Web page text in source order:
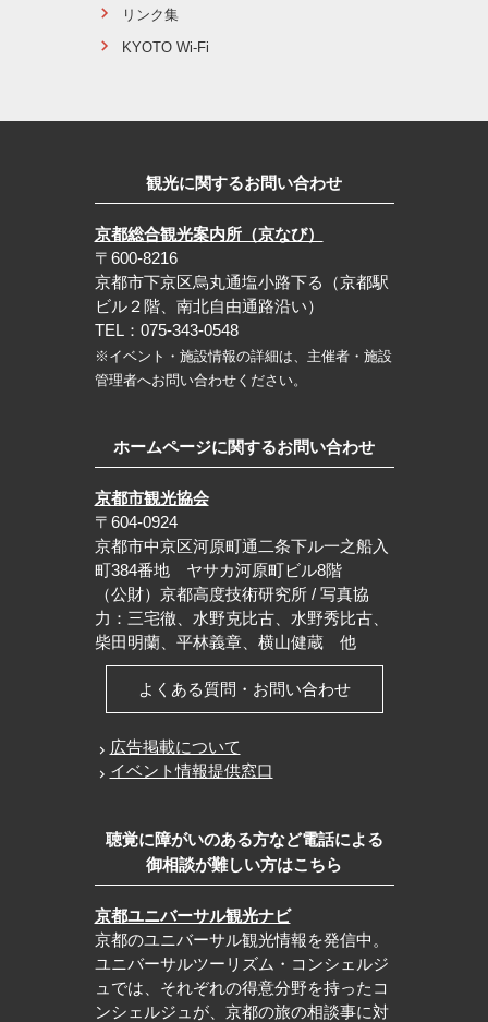
リンク集
KYOTO Wi-Fi
観光に関するお問い合わせ
京都総合観光案内所（京なび）
〒600-8216
京都市下京区烏丸通塩小路下る（京都駅
ビル２階、南北自由通路沿い）
TEL：075-343-0548
※イベント・施設情報の詳細は、主催者・施設
管理者へお問い合わせください。
ホームページに関するお問い合わせ
京都市観光協会
〒604-0924
京都市中京区河原町通二条下ル一之船入
町384番地 ヤサカ河原町ビル8階
（公財）京都高度技術研究所 / 写真協
力：三宅徹、水野克比古、水野秀比古、
柴田明蘭、平林義章、横山健蔵 他
よくある質問・お問い合わせ
広告掲載について
イベント情報提供窓口
聴覚に障がいのある方など電話による
御相談が難しい方はこちら
京都ユニバーサル観光ナビ
京都のユニバーサル観光情報を発信中。
ユニバーサルツーリズム・コンシェルジ
ュでは、それぞれの得意分野を持ったコ
ンシェルジュが、京都の旅の相談事に対